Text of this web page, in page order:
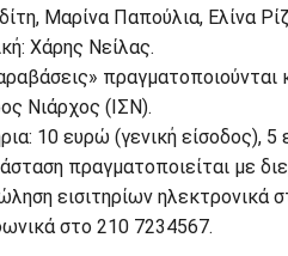
Μαρίνα Παπούλια, Ελίνα
Χάρης Νείλας.
Νιάρχος (ΙΣΝ).
10 ευρώ (γενική είσοδος),
πραγματοποιείται με
εισιτηρίων ηλεκτρονικά
στο 210 7234567.